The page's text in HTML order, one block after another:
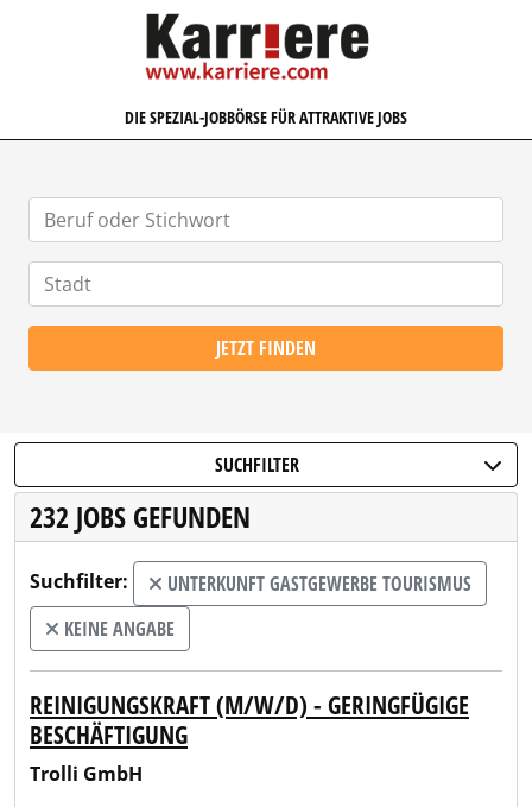
KARRIERE.COM
DIE SPEZIAL-JOBBÖRSE FÜR ATTRAKTIVE JOBS
JETZT FINDEN
SUCHFILTER
232 JOBS GEFUNDEN
Suchfilter:
UNTERKUNFT GASTGEWERBE TOURISMUS
KEINE ANGABE
REINIGUNGSKRAFT (M/W/D) - GERINGFÜGIGE
BESCHÄFTIGUNG
Trolli GmbH